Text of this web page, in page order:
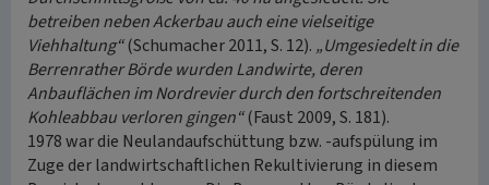
betreiben neben Ackerbau auch eine vielseitige
Viehhaltung“(Schumacher 2011, S. 12). „Umgesiedelt in die
Berrenrather Börde wurden Landwirte, deren
Anbauflächen im Nordrevier durch den fortschreitenden
Kohleabbau verloren gingen“(Faust 2009, S. 181).
1978 war die Neulandaufschüttung bzw. -aufspülung im
Zuge der landwirtschaftlichen Rekultivierung in diesem